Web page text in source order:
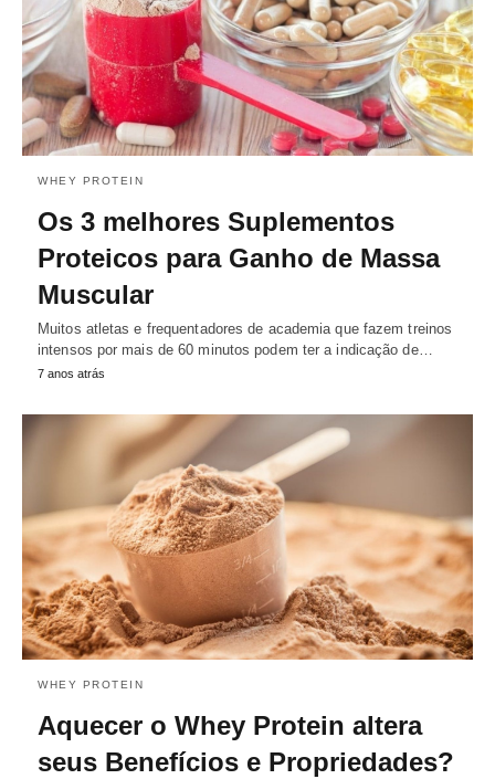
WHEY PROTEIN
Os 3 melhores Suplementos
Proteicos para Ganho de Massa
Muscular
Muitos atletas e frequentadores de academia que fazem treinos
intensos por mais de 60 minutos podem ter a indicação de…
7 anos atrás
WHEY PROTEIN
Aquecer o Whey Protein altera
seus Benefícios e Propriedades?